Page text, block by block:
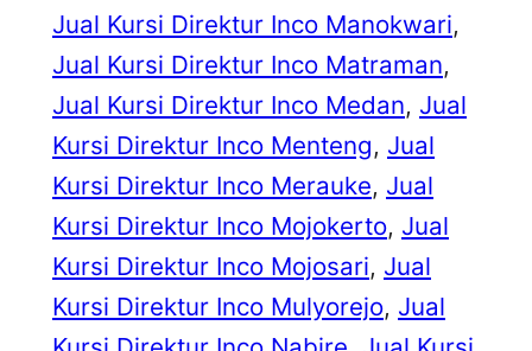
Jual Kursi Direktur Inco Manokwari
Jual Kursi Direktur Inco Matraman
Jual Kursi Direktur Inco Medan, Jual
Kursi Direktur Inco Menteng, Jual
Kursi Direktur Inco Merauke, Jual
Kursi Direktur Inco Mojokerto, Jual
Kursi Direktur Inco Mojosari, Jual
Kursi Direktur Inco Mulyorejo, Jual